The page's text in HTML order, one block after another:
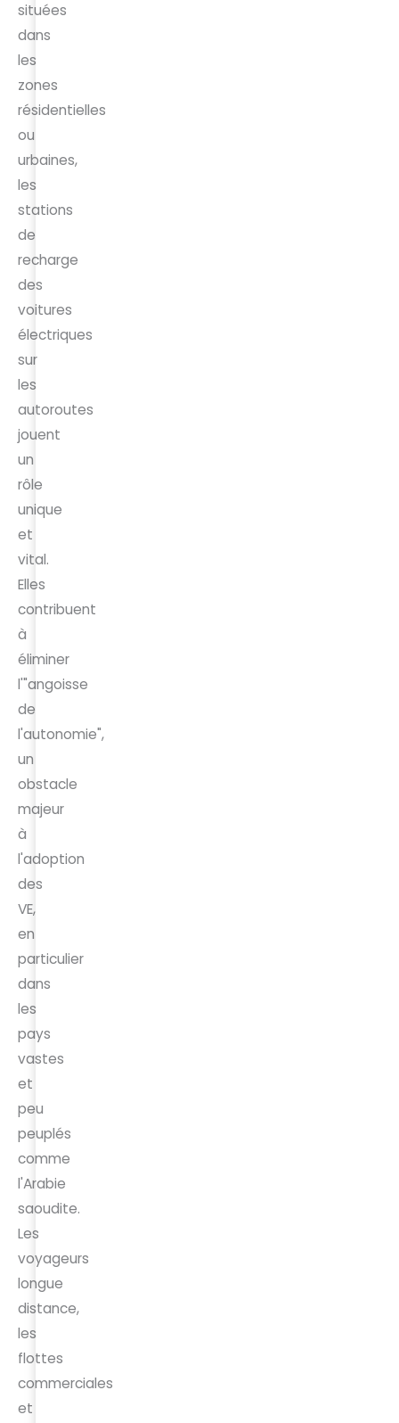
situées
dans
les
zones
résidentielles
ou
urbaines,
les
stations
de
recharge
des
voitures
électriques
sur
les
autoroutes
jouent
un
rôle
unique
et
vital.
Elles
contribuent
à
éliminer
l'"angoisse
de
l'autonomie",
un
obstacle
majeur
à
l'adoption
des
VE,
en
particulier
dans
les
pays
vastes
et
peu
peuplés
comme
l'Arabie
saoudite.
Les
voyageurs
longue
distance,
les
flottes
commerciales
et